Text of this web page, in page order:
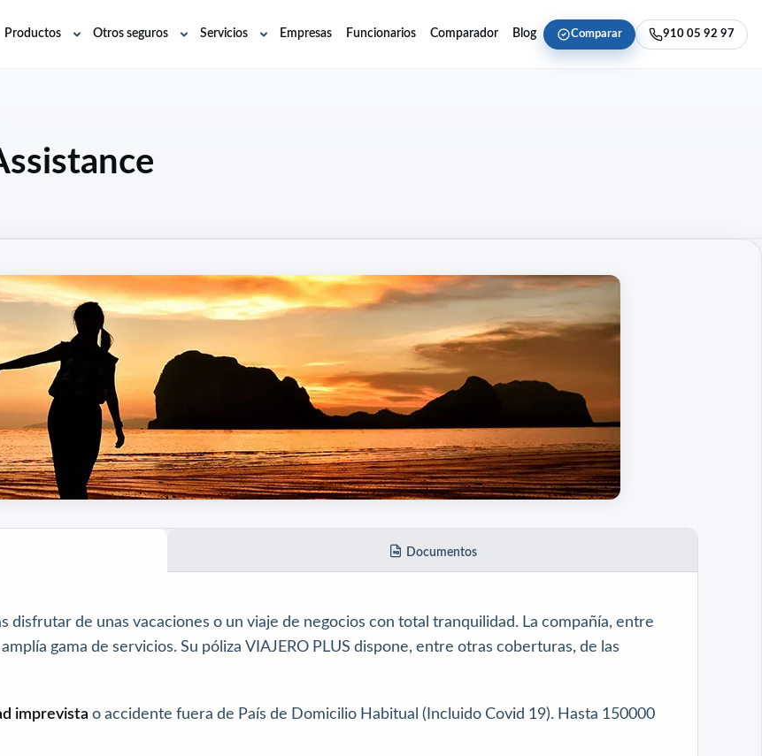
Productos
AbrirOtros seguros
AbrirServicios
AbrirEmpresas Funcionarios Comparador Blog Comparar 910 05 92 97
Documentos
disfrutar de unas vacaciones o un viaje de negocios con total tranquilidad. La compañía, entre
gama de servicios. Su póliza VIAJERO PLUS dispone, entre otras coberturas, de las
imprevista o accidente fuera de País de Domicilio Habitual (Incluido Covid 19). Hasta 150000